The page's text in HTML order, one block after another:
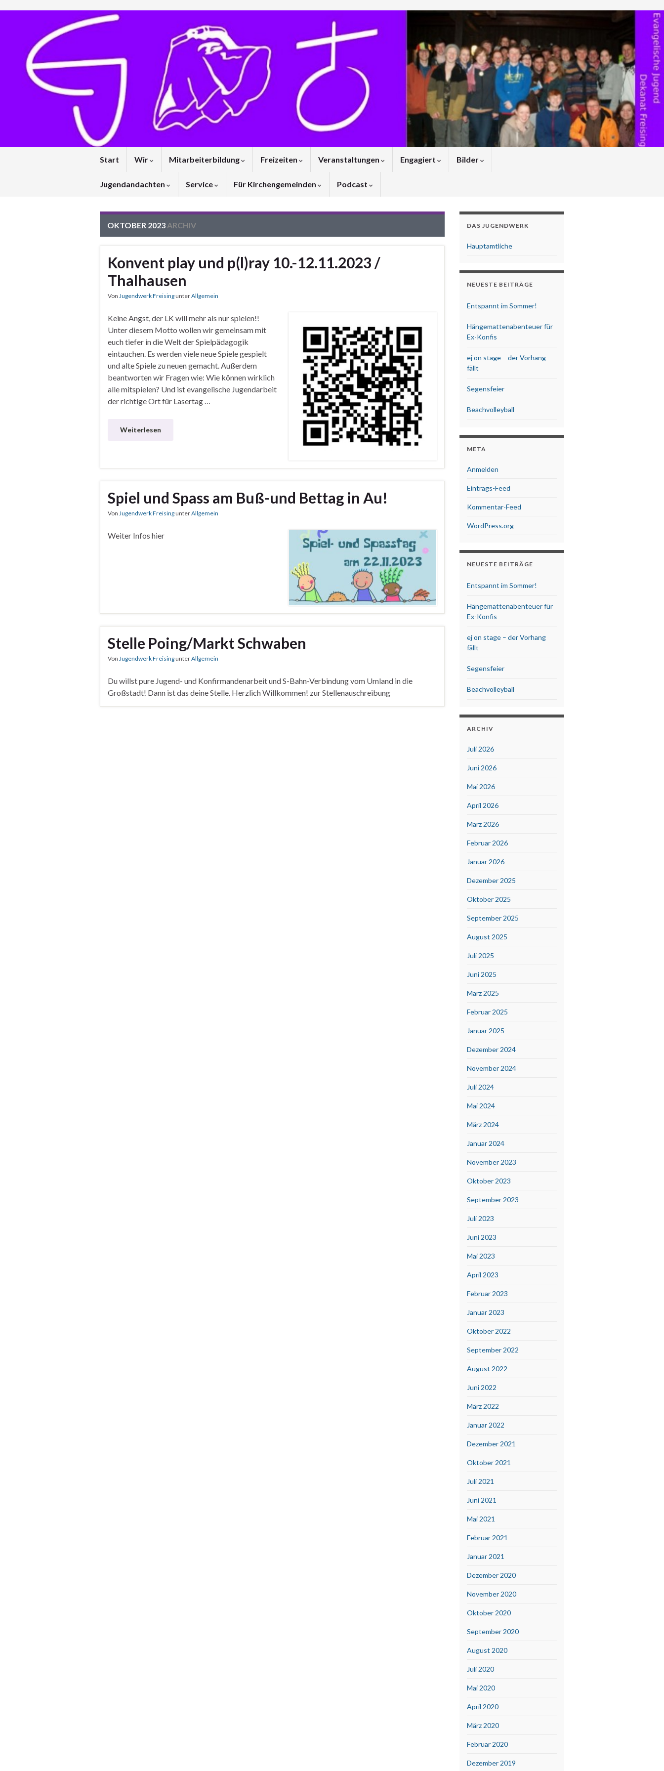
Start Wir Mitarbeiterbildung Freizeiten Veranstaltungen Engagiert Bilder
Jugendandachten Service Für Kirchengemeinden Podcast
OKTOBER 2023 ARCHIV
Konvent play und p(l)ray 10.-12.11.2023 /
Thalhausen
Von Jugendwerk FreisingunterAllgemein
Keine Angst, der LK will mehr als nur spielen!!
Unter diesem Motto wollen wir gemeinsam mit
euch tiefer in die Welt der Spielpädagogik
eintauchen. Es werden viele neue Spiele gespielt
und alte Spiele zu neuen gemacht. Außerdem
beantworten wir Fragen wie: Wie können wirklich
alle mitspielen? Und ist evangelische Jugendarbeit
der richtige Ort für Lasertag …
Weiterlesen
Spiel und Spass am Buß-und Bettag in Au!
Von Jugendwerk FreisingunterAllgemein
Weiter Infos hier
Stelle Poing/Markt Schwaben
Von Jugendwerk FreisingunterAllgemein
Du willst pure Jugend- und Konfirmandenarbeit und S-Bahn-Verbindung vom Umland in die
Großstadt! Dann ist das deine Stelle. Herzlich Willkommen! zur Stellenauschreibung
DAS JUGENDWERK
Hauptamtliche
NEUESTE BEITRÄGE
Entspannt im Sommer!
Hängemattenabenteuer für
Ex-Konfis
ej on stage – der Vorhang
fällt
Segensfeier
Beachvolleyball
META
Anmelden
Eintrags-Feed
Kommentar-Feed
WordPress.org
NEUESTE BEITRÄGE
Entspannt im Sommer!
Hängemattenabenteuer für
Ex-Konfis
ej on stage – der Vorhang
fällt
Segensfeier
Beachvolleyball
ARCHIV
Juli 2026
Juni 2026
Mai 2026
April 2026
März 2026
Februar 2026
Januar 2026
Dezember 2025
Oktober 2025
September 2025
August 2025
Juli 2025
Juni 2025
März 2025
Februar 2025
Januar 2025
Dezember 2024
November 2024
Juli 2024
Mai 2024
März 2024
Januar 2024
November 2023
Oktober 2023
September 2023
Juli 2023
Juni 2023
Mai 2023
April 2023
Februar 2023
Januar 2023
Oktober 2022
September 2022
August 2022
Juni 2022
März 2022
Januar 2022
Dezember 2021
Oktober 2021
Juli 2021
Juni 2021
Mai 2021
Februar 2021
Januar 2021
Dezember 2020
November 2020
Oktober 2020
September 2020
August 2020
Juli 2020
Mai 2020
April 2020
März 2020
Februar 2020
Dezember 2019